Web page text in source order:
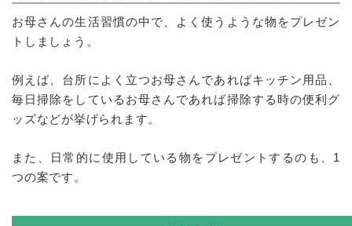
お母さんの生活習慣の中で、よく使うような物をプレゼン
トしましょう。
例えば、台所によく立つお母さんであればキッチン用品、
毎日掃除をしているお母さんであれば掃除する時の便利グ
ッズなどが挙げられます。
また、日常的に使用している物をプレゼントするのも、1
つの案です。